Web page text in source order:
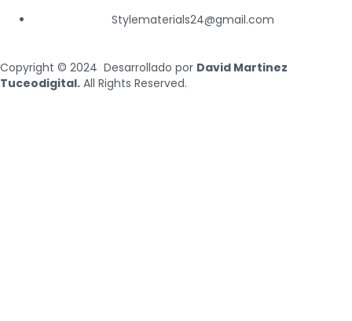
o
k
Stylematerials24@gmail.com
Copyright © 2024 Desarrollado por David Martinez
Tuceodigital. All Rights Reserved.